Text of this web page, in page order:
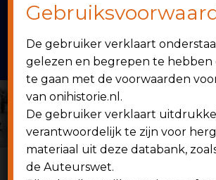
Rechts
onihistorie.nl
1949 - heden
De gebruiker verklaart
gelezen en begrepen te hebben
te gaan met de voorwaarden
van onihistorie.nl.
De gebruiker verklaart
verantwoordelijk te zijn voor
materiaal uit deze databank,
de Auteurswet.